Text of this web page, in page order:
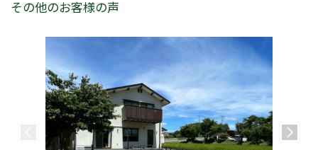
その他のお客様の声